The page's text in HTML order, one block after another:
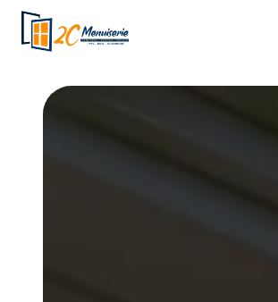
Panneau de gestion des cookies